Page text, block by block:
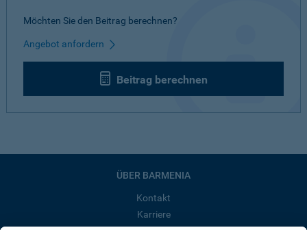
Möchten Sie den Beitrag berechnen?
Angebot anfordern
Beitrag berechnen
ÜBER BARMENIA
Kontakt
Karriere